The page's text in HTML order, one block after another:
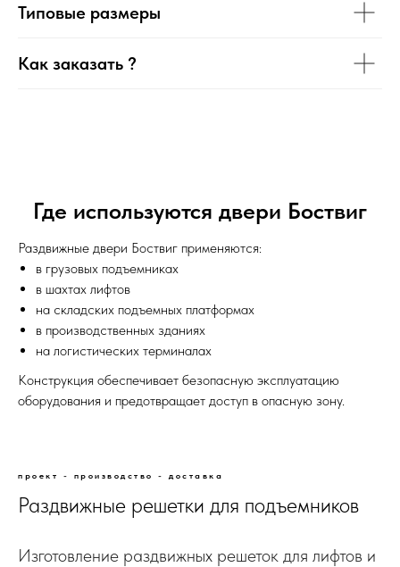
Типовые размеры
Как заказать ?
Где используются двери Боствиг
Раздвижные двери Боствиг применяются:
в грузовых подъемниках
в шахтах лифтов
на складских подъемных платформах
в производственных зданиях
на логистических терминалах
Конструкция обеспечивает безопасную эксплуатацию
оборудования и предотвращает доступ в опасную зону.
проект - производство - доставка
Раздвижные решетки для подъемников
Изготовление раздвижных решеток для лифтов и